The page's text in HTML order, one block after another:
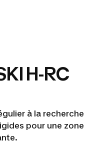
H-RC
à la recherche
pour une zone